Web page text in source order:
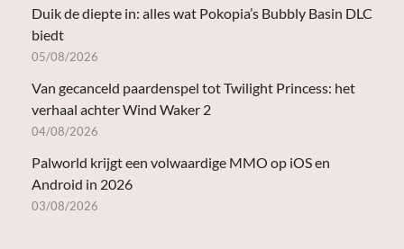
Duik de diepte in: alles wat Pokopia’s Bubbly Basin DLC
biedt
05/08/2026
Van gecanceld paardenspel tot Twilight Princess: het
verhaal achter Wind Waker 2
04/08/2026
Palworld krijgt een volwaardige MMO op iOS en
Android in 2026
03/08/2026